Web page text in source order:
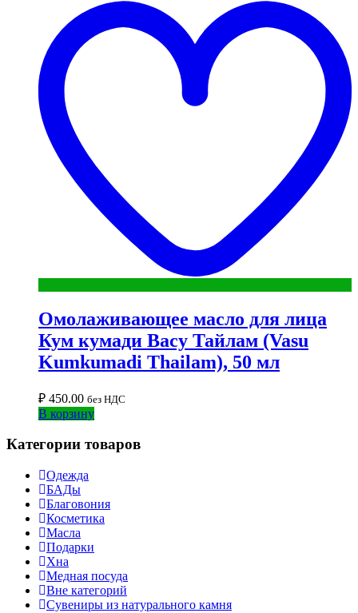
Омолаживающее масло для лица
Кум кумади Васу Тайлам (Vasu
Kumkumadi Thailam), 50 мл
₽ 450.00 без НДС
В корзину
Категории товаров
Одежда
БАДы
Благовония
Косметика
Масла
Подарки
Хна
Медная посуда
Вне категорий
Сувениры из натурального камня